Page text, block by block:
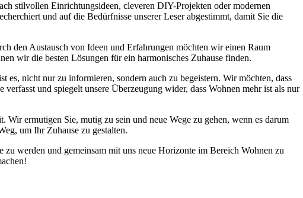
stilvollen Einrichtungsideen, cleveren DIY-Projekten oder modernen
und auf die Bedürfnisse unserer Leser abgestimmt, damit Sie die
den Austausch von Ideen und Erfahrungen möchten wir einen Raum
wir die besten Lösungen für ein harmonisches Zuhause finden.
nicht nur zu informieren, sondern auch zu begeistern. Wir möchten, dass
und spiegelt unsere Überzeugung wider, dass Wohnen mehr ist als nur
ermutigen Sie, mutig zu sein und neue Wege zu gehen, wenn es darum
um Ihr Zuhause zu gestalten.
werden und gemeinsam mit uns neue Horizonte im Bereich Wohnen zu